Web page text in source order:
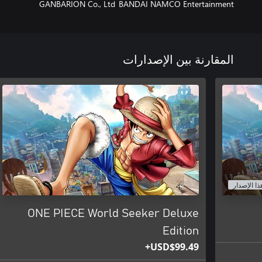
BANDAI NAMCO Entertainment
GANBARION Co., Ltd
المقارنة بين الإصدارات
الإصدار
ONE PIECE World Seeker Deluxe
Edition
USD$99.49+